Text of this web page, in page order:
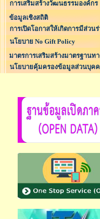
การเสริมสร้างวัฒนธรรมองค์กร
ข้อมูลเชิงสถิติ
การเปิดโอกาสให้เกิดการมีส่วน
นโยบาย No Gift Policy
มาตรการเสริมสร้างมาตรฐานท
นโยบายคุ้มครองข้อมูลส่วนบุค